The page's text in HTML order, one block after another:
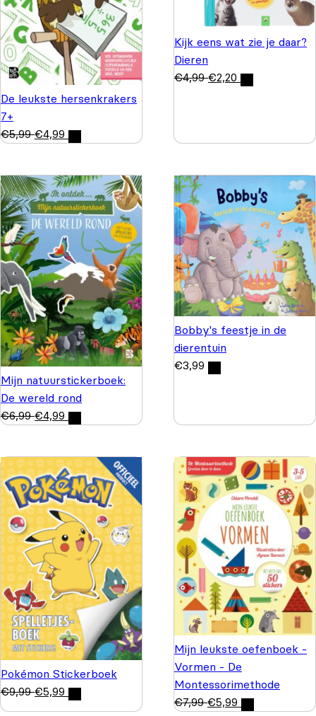
De leukste hersenkrakers
7+
€5,99 €4,99
Kijk eens wat zie je daar?
Dieren
€4,99 €2,20
Mijn natuurstickerboek:
De wereld rond
€6,99 €4,99
Bobby's feestje in de
dierentuin
€3,99
Pokémon Stickerboek
€9,99 €5,99
Mijn leukste oefenboek -
Vormen - De
Montessorimethode
€7,99 €5,99